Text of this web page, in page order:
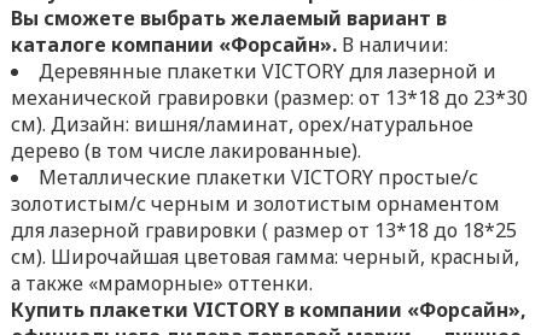
Вы сможете выбрать желаемый вариант в
каталоге компании «Форсайн». В наличии:
Деревянные плакетки VICTORY для лазерной и
механической гравировки (размер: от 13*18 до 23*30
см). Дизайн: вишня/ламинат, орех/натуральное
дерево (в том числе лакированные).
Металлические плакетки VICTORY простые/с
золотистым/с черным и золотистым орнаментом
для лазерной гравировки ( размер от 13*18 до 18*25
см). Широчайшая цветовая гамма: черный, красный,
а также «мраморные» оттенки.
Купить плакетки VICTORY в компании «Форсайн»,